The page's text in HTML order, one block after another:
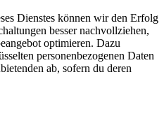
Dienstes können wir den Erfolg
besser nachvollziehen,
optimieren. Dazu
personenbezogenen Daten
ab, sofern du deren